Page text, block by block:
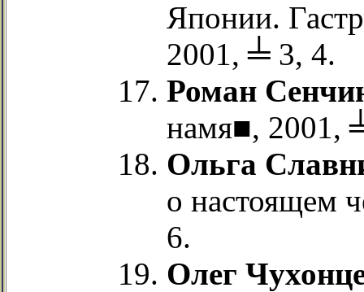
Японии.
2001, ╧ 3, 4.
Роман
намя■, 2001,
Ольга
о настоящем
6.
Олег